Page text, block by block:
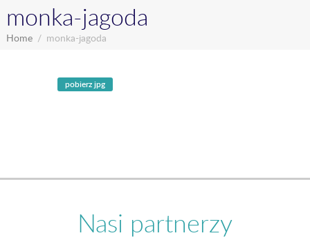
monka-jagoda
Home monka-jagoda
Nasi partnerzy